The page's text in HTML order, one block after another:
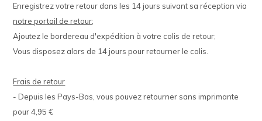
Enregistrez votre retour dans les 14 jours suivant sa réception via
notre portail de retour;
Ajoutez le bordereau d'expédition à votre colis de retour;
Vous disposez alors de 14 jours pour retourner le colis.
Frais de retour
- Depuis les Pays-Bas, vous pouvez retourner sans imprimante
pour 4,95 €